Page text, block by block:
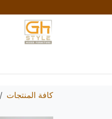
كافة المنتجات